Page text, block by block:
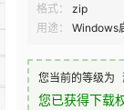
格式：
zip
用途：
Windows
您当前的等级为
您已获得下载